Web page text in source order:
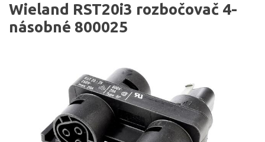
Wieland RST20i3 rozbočovač 4-
násobné 800025